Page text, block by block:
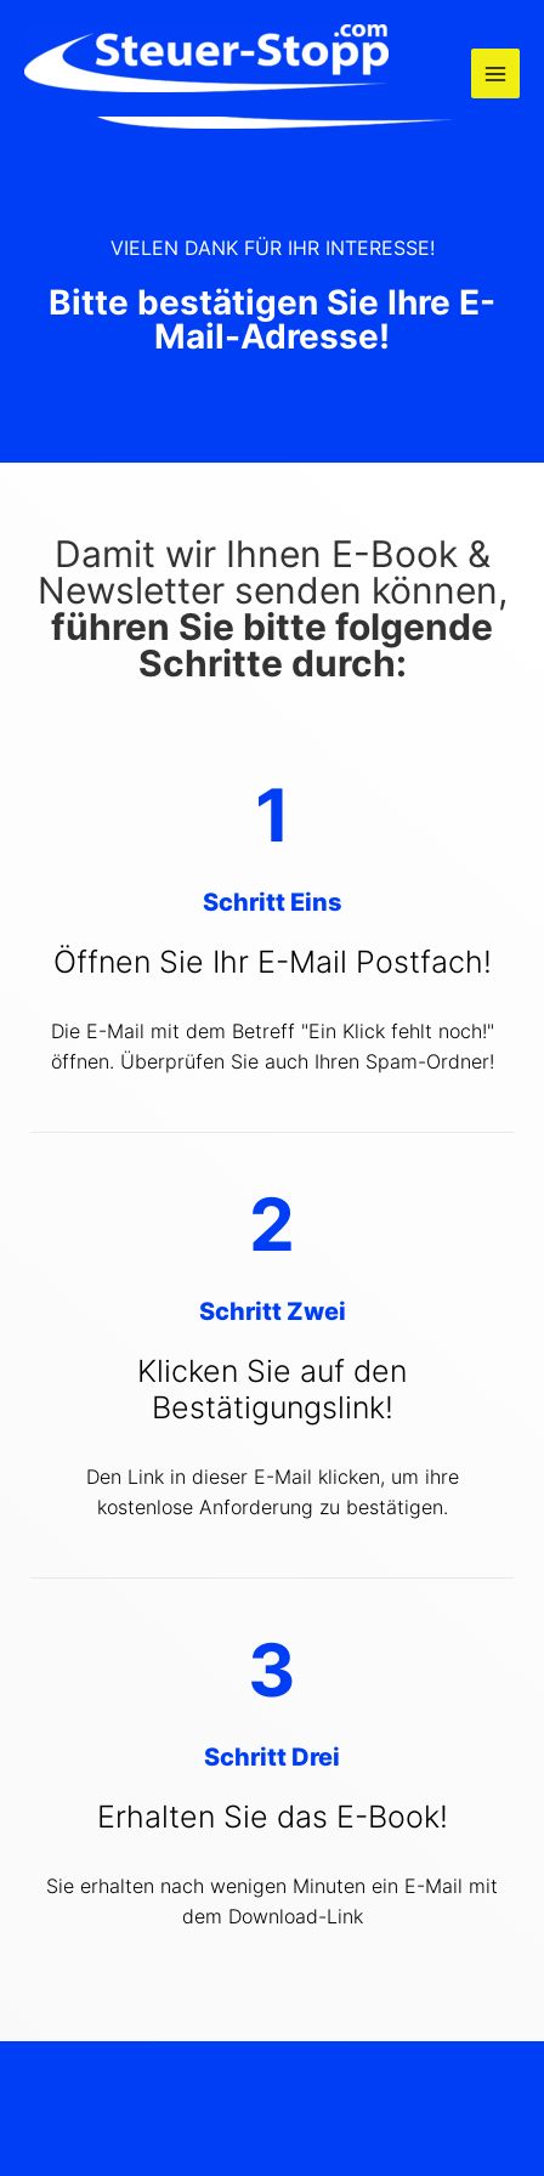
springen
VIELEN DANK FÜR IHR INTERESSE!
Bitte bestätigen Sie Ihre E-
Mail-Adresse!
Damit wir Ihnen E-Book &
Newsletter senden können,
führen Sie bitte folgende
Schritte durch:
1
Schritt Eins
Öffnen Sie Ihr E-Mail Postfach!
Die E-Mail mit dem Betreff "Ein Klick fehlt noch!"
öffnen. Überprüfen Sie auch Ihren Spam-Ordner!
2
Schritt Zwei
Klicken Sie auf den
Bestätigungslink!
Den Link in dieser E-Mail klicken, um ihre
kostenlose Anforderung zu bestätigen.
3
Schritt Drei
Erhalten Sie das E-Book!
Sie erhalten nach wenigen Minuten ein E-Mail mit
dem Download-Link